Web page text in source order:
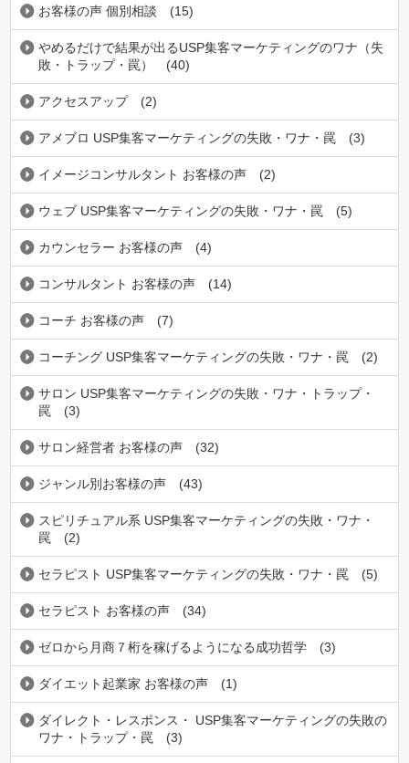
お客様の声 個別相談 (15)
やめるだけで結果が出るUSP集客マーケティングのワナ（失
敗・トラップ・罠）
(40)
アクセスアップ (2)
アメブロ USP集客マーケティングの失敗・ワナ・罠 (3)
イメージコンサルタント お客様の声 (2)
ウェブ USP集客マーケティングの失敗・ワナ・罠 (5)
カウンセラー お客様の声 (4)
コンサルタント お客様の声 (14)
コーチ お客様の声 (7)
コーチング USP集客マーケティングの失敗・ワナ・罠 (2)
サロン USP集客マーケティングの失敗・ワナ・トラップ・
罠
(3)
サロン経営者 お客様の声 (32)
ジャンル別お客様の声 (43)
スピリチュアル系 USP集客マーケティングの失敗・ワナ・
罠
(2)
セラピスト USP集客マーケティングの失敗・ワナ・罠 (5)
セラピスト お客様の声 (34)
ゼロから月商７桁を稼げるようになる成功哲学 (3)
ダイエット起業家 お客様の声 (1)
ダイレクト・レスポンス・ USP集客マーケティングの失敗の
ワナ・トラップ・罠
(3)